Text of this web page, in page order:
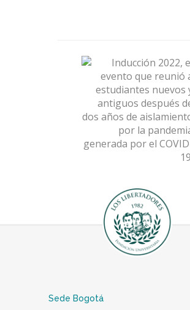
Inducción 2022, el evento
que reunió a estudiantes
nuevos y antiguos
después de dos años de
aislamiento por la
pandemia generada por
Sede Bogotá